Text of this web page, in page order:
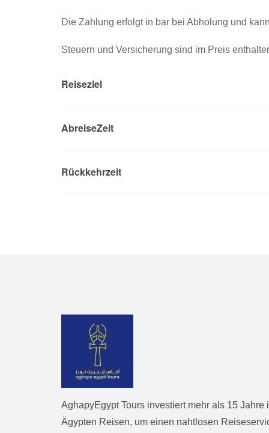
Die Zahlung erfolgt in bar bei Abholung und
Steuern und Versicherung sind im Preis
Reiseziel
AbreiseZeit
Rückkehrzeit
AghapyEgypt Tours investiert mehr als 15 Jahre
Ägypten Reisen, um einen nahtlosen